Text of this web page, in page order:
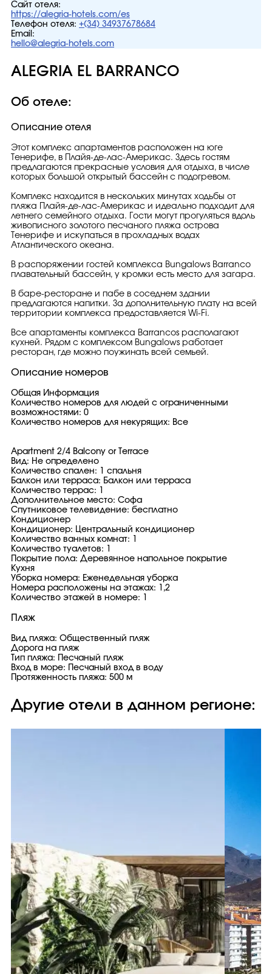
Сайт отеля:
https://alegria-hotels.com/es
Телефон отеля: +(34) 34937678684
Email:
hello@alegria-hotels.com
ALEGRIA EL BARRANCO
Об отеле:
Описание отеля
Этот комплекс апартаментов расположен на юге
Тенерифе, в Плайя-де-лас-Америкас. Здесь гостям
предлагаются прекрасные условия для отдыха, в числе
которых большой открытый бассейн с подогревом.
Комплекс находится в нескольких минутах ходьбы от
пляжа Плайя-де-лас-Америкас и идеально подходит для
летнего семейного отдыха. Гости могут прогуляться вдоль
живописного золотого песчаного пляжа острова
Тенерифе и искупаться в прохладных водах
Атлантического океана.
В распоряжении гостей комплекса Bungalows Barranco
плавательный бассейн, у кромки есть место для загара.
В баре-ресторане и пабе в соседнем здании
предлагаются напитки. За дополнительную плату на всей
территории комплекса предоставляется Wi-Fi.
Все апартаменты комплекса Barrancos располагают
кухней. Рядом с комплексом Bungalows работает
ресторан, где можно поужинать всей семьей.
Описание номеров
Общая Информация
Количество номеров для людей с ограниченными
возможностями: 0
Количество номеров для некурящих: Все
Apartment 2/4 Balcony or Terrace
Вид: Не определено
Количество спален: 1 спальня
Балкон или терраса: Балкон или терраса
Количество террас: 1
Дополнительное место: Софа
Спутниковое телевидение: бесплатно
Кондиционер
Кондиционер: Центральный кондиционер
Количество ванных комнат: 1
Количество туалетов: 1
Покрытие пола: Деревянное напольное покрытие
Кухня
Уборка номера: Еженедельная уборка
Номера расположены на этажах: 1,2
Количество этажей в номере: 1
Пляж
Вид пляжа: Общественный пляж
Дорога на пляж
Тип пляжа: Песчаный пляж
Вход в море: Песчаный вход в воду
Протяженность пляжа: 500 м
Другие отели в данном регионе: